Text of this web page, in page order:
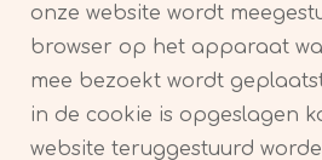
onze website wordt
browser op het apparaat
mee bezoekt wordt
in de cookie is opgeslagen
website teruggestuurd